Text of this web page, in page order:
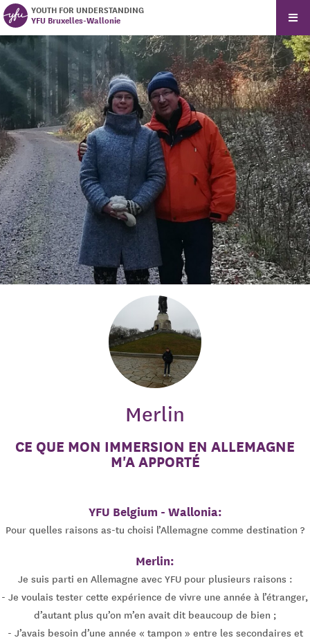
YOUTH FOR UNDERSTANDING
YFU Bruxelles-Wallonie
Merlin
CE QUE MON IMMERSION EN ALLEMAGNE
M'A APPORTÉ
YFU Belgium - Wallonia:
Pour quelles raisons as-tu choisi l’Allemagne comme destination ?
Merlin:
Je suis parti en Allemagne avec YFU pour plusieurs raisons :
- Je voulais tester cette expérience de vivre une année à l’étranger,
d’autant plus qu’on m’en avait dit beaucoup de bien ;
- J’avais besoin d’une année « tampon » entre les secondaires et